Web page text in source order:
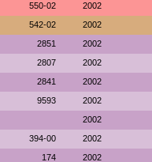
550-02 2002
542-02 2002
2851 2002
2807 2002
2841 2002
9593 2002
2002
394-00 2002
174 2002